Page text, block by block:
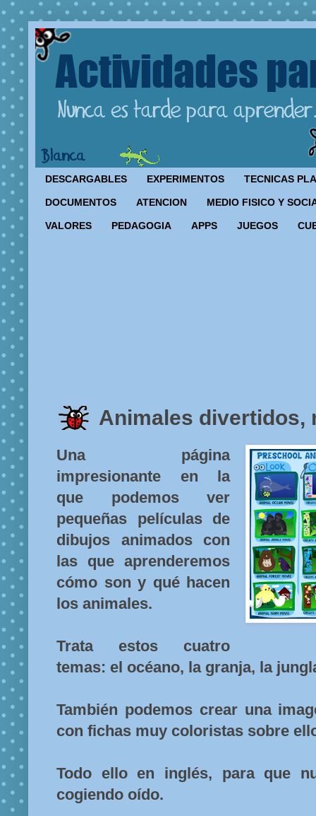
DESCARGABLES EXPERIMENTOS TECNICAS
DOCUMENTOS ATENCION MEDIO FISICO Y
VALORES PEDAGOGIA APPS JUEGOS
Animales divertidos,
Una página
impresionante en la
que podemos ver
pequeñas películas de
dibujos animados con
las que aprenderemos
cómo son y qué hacen
los animales.
Trata estos cuatro
temas: el océano, la granja, la
También podemos crear una
con fichas muy coloristas sobre
Todo ello en inglés, para que
cogiendo oído.